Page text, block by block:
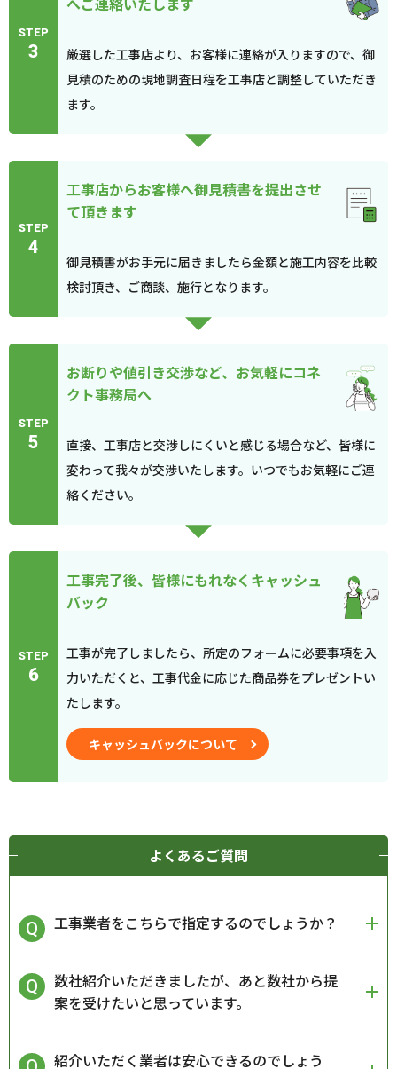
STEP
3
厳選した工事店より、お客様に連絡が入りますので、御
見積のための現地調査日程を工事店と調整していただき
ます。
STEP
4
工事店からお客様へ御見積書を提出させ
て頂きます
御見積書がお手元に届きましたら金額と施工内容を比較
検討頂き、ご商談、施行となります。
STEP
5
お断りや値引き交渉など、お気軽にコネ
クト事務局へ
直接、工事店と交渉しにくいと感じる場合など、皆様に
変わって我々が交渉いたします。いつでもお気軽にご連
絡ください。
STEP
6
工事完了後、皆様にもれなくキャッシュ
バック
工事が完了しましたら、所定のフォームに必要事項を入
力いただくと、工事代金に応じた商品券をプレゼントい
たします。
キャッシュバックについて
よくあるご質問
工事業者をこちらで指定するのでしょうか？
数社紹介いただきましたが、あと数社から提
案を受けたいと思っています。
紹介いただく業者は安心できるのでしょう